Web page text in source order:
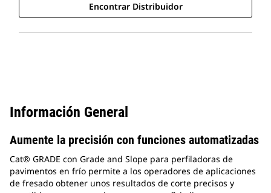
Encontrar Distribuidor
Información General
Aumente la precisión con funciones automatizadas
Cat® GRADE con Grade and Slope para perfiladoras de
pavimentos en frío permite a los operadores de aplicaciones
de fresado obtener unos resultados de corte precisos y